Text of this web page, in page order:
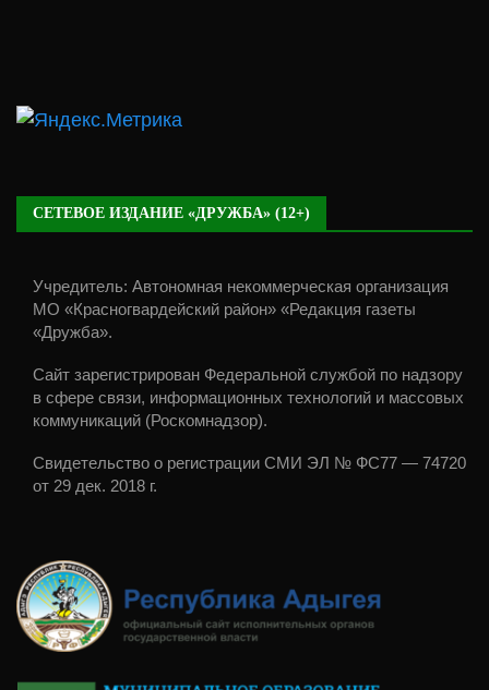
СЕТЕВОЕ ИЗДАНИЕ «ДРУЖБА» (12+)
Учредитель: Автономная некоммерческая организация
МО «Красногвардейский район» «Редакция газеты
«Дружба».
Сайт зарегистрирован Федеральной службой по надзору
в сфере связи, информационных технологий и массовых
коммуникаций (Роскомнадзор).
Свидетельство о регистрации СМИ ЭЛ № ФС77 — 74720
от 29 дек. 2018 г.